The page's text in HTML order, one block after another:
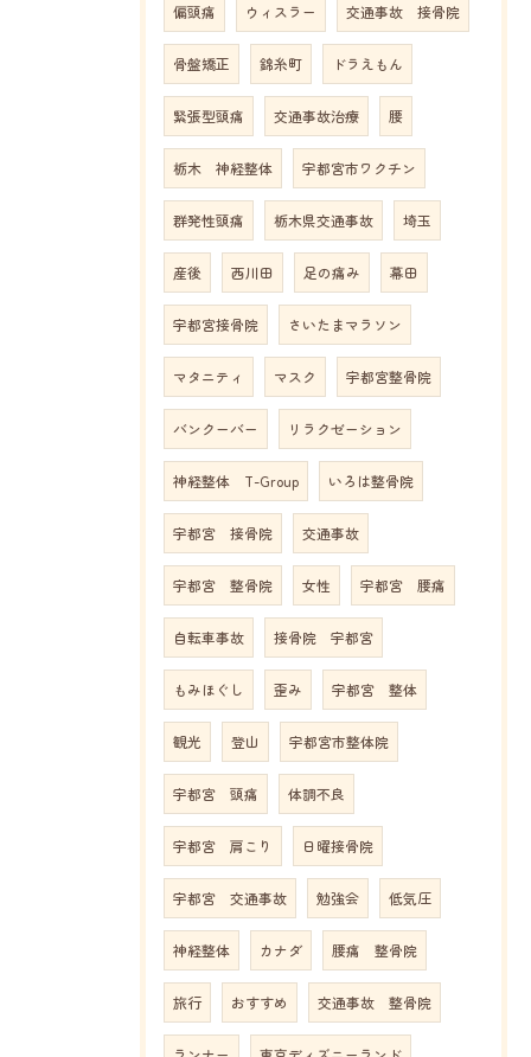
偏頭痛 ウィスラー 交通事故 接骨院
骨盤矯正 錦糸町 ドラえもん
緊張型頭痛 交通事故治療 腰
栃木 神経整体 宇都宮市ワクチン
群発性頭痛 栃木県交通事故 埼玉
産後 西川田 足の痛み 幕田
宇都宮接骨院 さいたまマラソン
マタニティ マスク 宇都宮整骨院
バンクーバー リラクゼーション
神経整体 T-Group いろは整骨院
宇都宮 接骨院 交通事故
宇都宮 整骨院 女性 宇都宮 腰痛
自転車事故 接骨院 宇都宮
もみほぐし 歪み 宇都宮 整体
観光 登山 宇都宮市整体院
宇都宮 頭痛 体調不良
宇都宮 肩こり 日曜接骨院
宇都宮 交通事故 勉強会 低気圧
神経整体 カナダ 腰痛 整骨院
旅行 おすすめ 交通事故 整骨院